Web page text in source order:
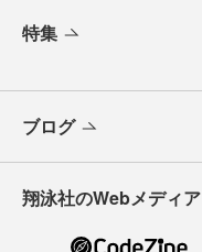
特集
ブログ
翔泳社のWebメディア